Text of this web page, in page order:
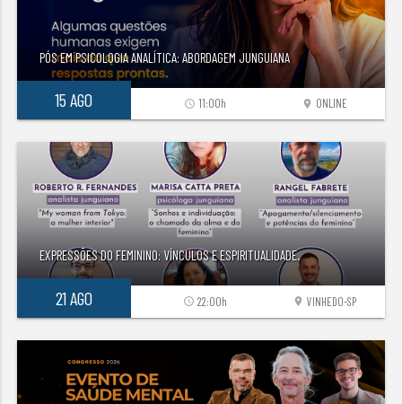
PÓS EM PSICOLOGIA ANALÍTICA: ABORDAGEM JUNGUIANA
15 AGO location_on ONLINE
access_time 11:00h
EXPRESSÕES DO FEMININO: VÍNCULOS E ESPIRITUALIDADE.
21 AGO location_on VINHEDO-SP
access_time 22:00h